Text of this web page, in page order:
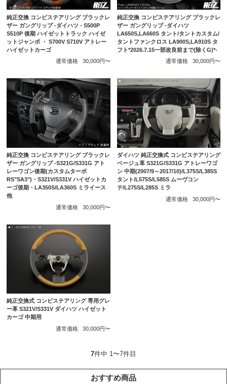
純正交換 コンビステアリング ブラックレ
ザー ガングリップ -ダイハツ - S500P
S510P 後期 ハイゼットトラック ハイゼ
ットジャンボ ・ S700V S710V アトレー
ハイゼットカーゴ
通常価格
30,000円〜
純正交換 コンビステアリング ブラックレ
ザー ガングリップ -ダイハツ
LA650S,LA660S タント/タントカスタム/
タントファンクロス LA900S,LA910S タ
フト*2026.7.15一部改良前まで(除くG)*-
通常価格
30,000円〜
純正交換 コンビステアリング ブラックレ
ザー ガングリップ -S321G/S331G アト
レーワゴン後期(カスタムターボ
RS"SA3")・S321V/S331V ハイゼットカ
ーゴ後期・LA350S/LA360S ミライース
他
通常価格
30,000円〜
ダイハツ 純正交換式 コンビステアリング
ベージュ革 S321G/S331G アトレーワゴ
ン 中期(2007/9～2017/10)/L375S/L385S
タント/L575S/L585S ムーヴコン
テ/L275S/L285S ミラ
通常価格
30,000円〜
純正交換式 コンビステアリング 専用グレ
ー革 S321V/S331V ダイハツ ハイゼット
カーゴ 中期用
通常価格
30,000円〜
7件中 1〜7件目
おすすめ商品